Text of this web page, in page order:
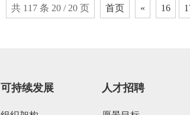
共 117 条 20 / 20 页 首页 « 16
可持续发展 人才招聘